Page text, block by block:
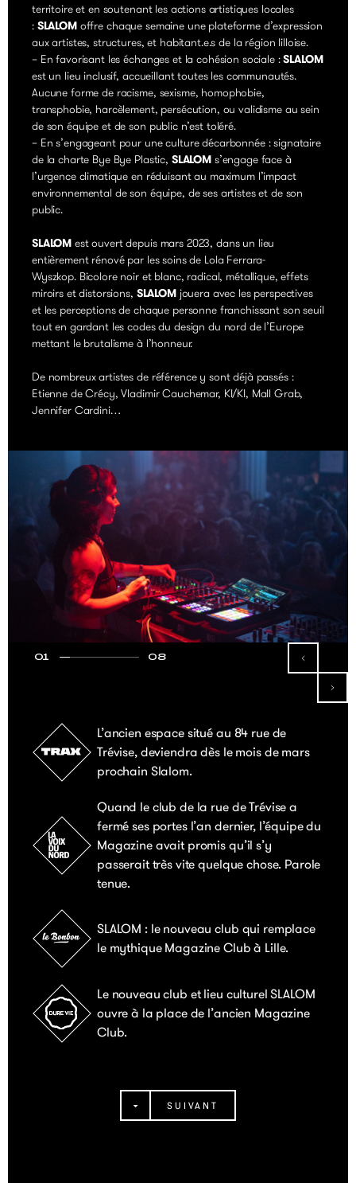
territoire et en soutenant les actions artistiques locales
: SLALOMoffre chaque semaine une plateforme d’expression
aux artistes, structures, et habitant.e.s de la région lilloise.
– En favorisant les échanges et la cohésion sociale :SLALOM
est un lieu inclusif, accueillant toutes les communautés.
Aucune forme de racisme, sexisme, homophobie,
transphobie, harcèlement, persécution, ou validisme au sein
de son équipe et de son public n’est toléré.
– En s’engageant pour une culture décarbonnée : signataire
de la charte Bye Bye Plastic, SLALOM s’engage face à
l’urgence climatique en réduisant au maximum l’impact
environnemental de son équipe, de ses artistes et de son
public.
SLALOM est ouvert depuis mars 2023, dans un lieu
entièrement rénové par les soins de Lola Ferrara-
Wyszkop. Bicolore noir et blanc, radical, métallique, effets
miroirs et distorsions, SLALOMjouera avec les perspectives
et les perceptions de chaque personne franchissant son seuil
tout en gardant les codes du design du nord de l’Europe
mettant le brutalisme à l’honneur.
De nombreux artistes de référence y sont déjà passés :
Etienne de Crécy, Vladimir Cauchemar, KI/KI, Mall Grab,
Jennifer Cardini…
01 08
L’ancien espace situé au 84 rue de
Trévise, deviendra dès le mois de mars
prochain Slalom.
Quand le club de la rue de Trévise a
fermé ses portes l’an dernier, l’équipe du
Magazine avait promis qu’il s’y
passerait très vite quelque chose. Parole
tenue.
SLALOM : le nouveau club qui remplace
le mythique Magazine Club à Lille.
Le nouveau club et lieu culturel SLALOM
ouvre à la place de l’ancien Magazine
Club.
SUIVANT